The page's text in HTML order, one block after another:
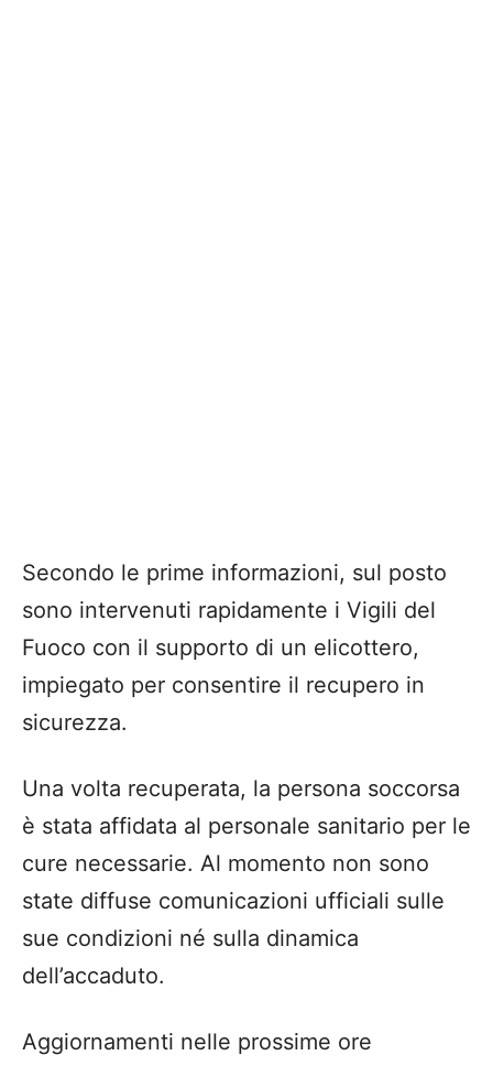
Secondo le prime informazioni, sul posto
sono intervenuti rapidamente i Vigili del
Fuoco con il supporto di un elicottero,
impiegato per consentire il recupero in
sicurezza.
Una volta recuperata, la persona soccorsa
è stata affidata al personale sanitario per le
cure necessarie. Al momento non sono
state diffuse comunicazioni ufficiali sulle
sue condizioni né sulla dinamica
dell’accaduto.
Aggiornamenti nelle prossime ore